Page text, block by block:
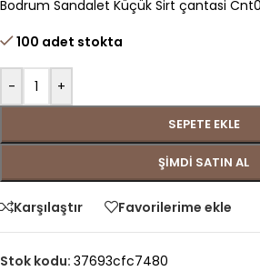
Bodrum Sandalet Küçük Sirt çantasi
100 adet stokta
- +
SEPETE EKLE
ŞIMDI SATIN AL
Karşılaştır Favorilerime ekle
Stok kodu: 37693cfc7480